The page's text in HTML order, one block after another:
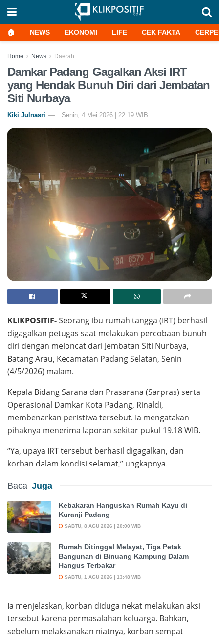
🏠 NEWS EKONOMI LIFE CEK FAKTA
Home News Daerah
Damkar Padang Gagalkan Aksi IRT
yang Hendak Bunuh Diri dari Jembatan
Siti Nurbaya
Kiki Julnasri Senin, 4 Mei 2026 | 22:19 WIB
KLIKPOSITIF-Seorang ibu rumah tangga (IRT) berhasil
digagalkan petugas saat melakukan percobaan bunuh
diri dengan meloncat dari Jembatan Siti Nurbaya,
Batang Arau, Kecamatan Padang Selatan, Senin
(4/5/2026) malam.
Kepala Bidang Sarana dan Prasarana (Sarpras) serta
Operasional Damkar Kota Padang, Rinaldi,
membenarkan peristiwa tersebut. Ia mengatakan
pihaknya menerima laporan sekitar pukul 19.18 WIB.
“Ya, upaya IRT tersebut berhasil digagalkan, dan
korban dalam kondisi selamat,” ungkapnya.
Baca Juga
Kebakaran Hanguskan Rumah Kayu di
Kuranji Padang
SABTU, 8 AGU 2026 | 20:00 WIB
Rumah Ditinggal Melayat, Tiga Petak
Bangunan di Binuang Kampung Dalam
Hangus Terbakar
SABTU, 1 AGU 2026 | 13:48 WIB
Ia menjelaskan, korban diduga nekat melakukan aksi
tersebut karena permasalahan keluarga. Bahkan,
sebelum melaksanakan niatnya, korban sempat